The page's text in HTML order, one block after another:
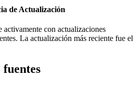
de Actualización
activamente con actualizaciones
La actualización más reciente fue el